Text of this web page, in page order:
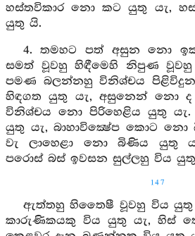
හස්තවිකාර නො කට යුතු යැ,
යුතු යි.
4. තමහට පත් අසුන නො
සමත් වූවහු හිඳීමෙහි නිපුණ වූවහු
පමණ බලන්නහු විනිශ්චය
හිඳගත යුතු යැ, අසුනෙන් නො ද
විනිශ්චය නො පිරිහෙළිය යුතු
යුතු යැ, බාහාවික්‍ෂේප කොට නො
වැ ලාහෙළා නො බිණිය යුතු
පරොස් බස් ඉවසන සුල්ලහු විය
147
ඇත්තහු හිතෛෂී වූවහු විය යුතු
කාරුණිකයකු විය යුතු යැ, හිස්